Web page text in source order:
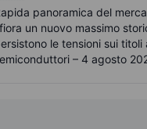
panoramica del
un nuovo massimo
le tensioni sui titoli
– 4 agosto